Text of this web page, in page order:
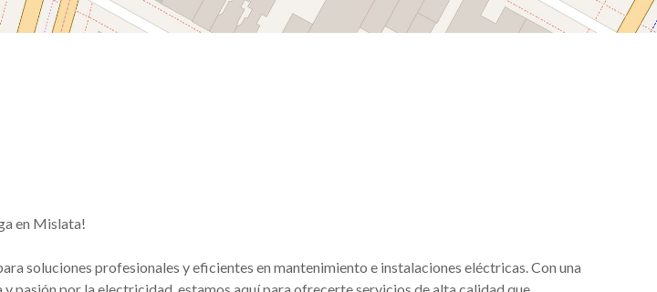
en Mislata!
soluciones profesionales y eficientes en mantenimiento e instalaciones eléctricas. Con una